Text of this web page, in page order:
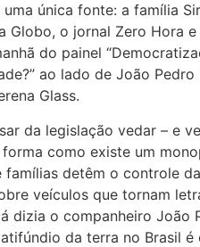
única fonte: a família
Globo, o jornal Zero Hora
do painel
ao lado de João
Glass.
da legislação vedar – e
como existe um
famílias detêm o controle
veículos que tornam
dizia o companheiro João
da terra no Brasil é